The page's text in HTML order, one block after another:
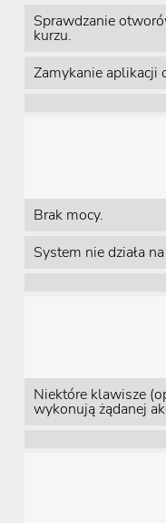
Sprawdzanie
kurzu.
Zamykanie aplikacji
Brak mocy.
System nie działa
Niektóre klawisze
wykonują żądanej